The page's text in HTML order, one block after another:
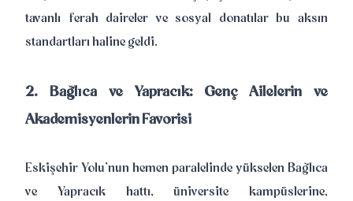
tavanlı ferah daireler ve sosyal donatılar bu aksın
standartları haline geldi.
2. Bağlıca ve Yapracık: Genç Ailelerin ve
Akademisyenlerin Favorisi
Eskişehir Yolu’nun hemen paralelinde yükselen Bağlıca
ve Yapracık hattı, üniversite kampüslerine,